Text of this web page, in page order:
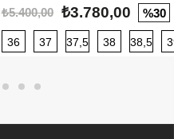
40 40,5 41 42 42,5
₺5.400,00 ₺3.780,00 %30
36 37 37,5 38 38,5